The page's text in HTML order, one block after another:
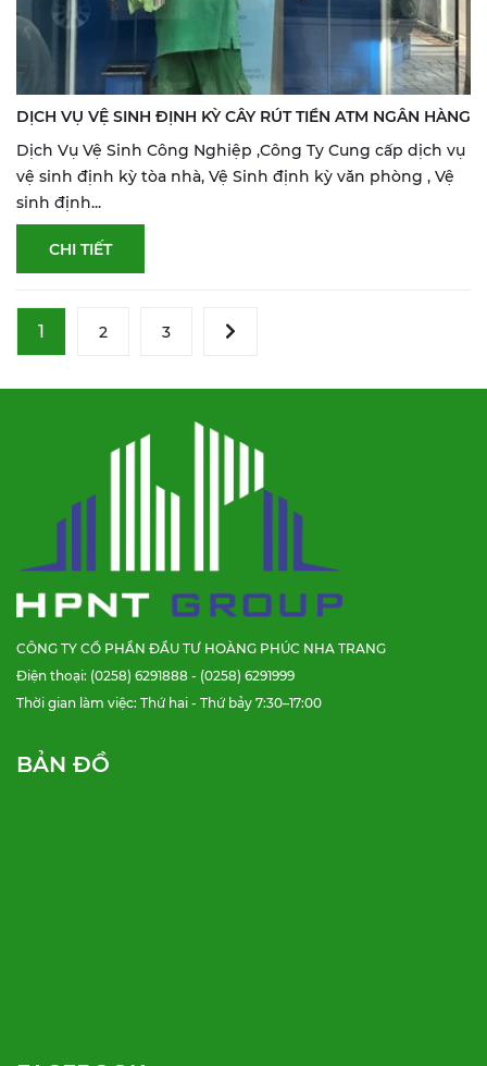
DỊCH VỤ VỆ SINH ĐỊNH KỲ CÂY RÚT TIỀN ATM NGÂN HÀNG
Dịch Vụ Vệ Sinh Công Nghiệp ,Công Ty Cung cấp dịch vụ
vệ sinh định kỳ tòa nhà, Vệ Sinh định kỳ văn phòng , Vệ
sinh định...
CHI TIẾT
1 2 3
CÔNG TY CỔ PHẦN ĐẦU TƯ HOÀNG PHÚC NHA TRANG
Điện thoại: (0258) 6291888 - (0258) 6291999
Thời gian làm việc: Thứ hai - Thứ bảy 7:30–17:00
BẢN ĐỒ